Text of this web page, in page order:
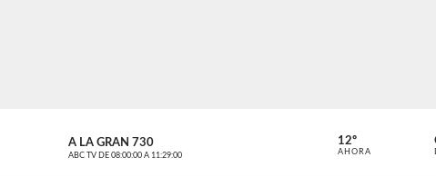
A LA GRAN 730
ABC TV DE 08:00:00 A 11:29:00
A LA GRAN
ABC CARDINAL
12º
AHORA